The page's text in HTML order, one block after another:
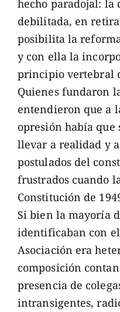
hecho paradojal:
debilitada, en
posibilita la
y con ella la
principio vertebral
Quienes fundaron
entendieron que a
opresión había que
llevar a realidad y
postulados del
frustrados cuando
Constitución de
Si bien la mayoría
identificaban con
Asociación era
composición
presencia de
intransigentes,